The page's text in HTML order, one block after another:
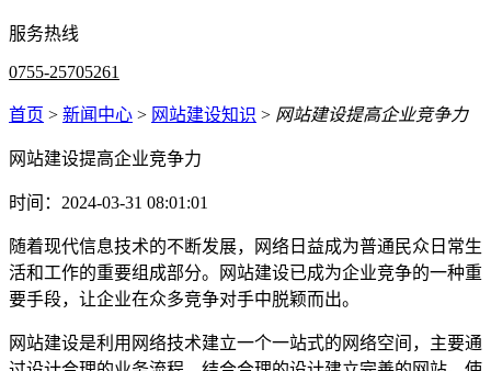
服务热线
0755-25705261
首页 > 新闻中心 > 网站建设知识 > 网站建设提高企业竞争力
网站建设提高企业竞争力
时间：2024-03-31 08:01:01
随着现代信息技术的不断发展，网络日益成为普通民众日常生
活和工作的重要组成部分。网站建设已成为企业竞争的一种重
要手段，让企业在众多竞争对手中脱颖而出。
网站建设是利用网络技术建立一个一站式的网络空间，主要通